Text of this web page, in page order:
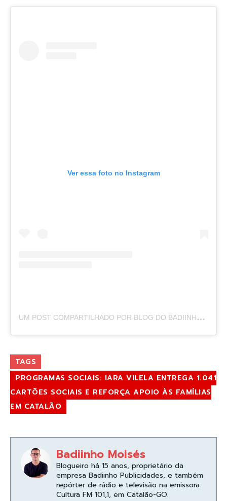
Ver essa foto no Instagram
U
M POST COMPARTILHADO POR BLOG DO BADIINHO (@BLOGDOBADIINHO)
TAGS
PROGRAMAS SOCIAIS: IARA VILELA ENTREGA 1.041
CARTÕES SOCIAIS E REFORÇA APOIO ÀS FAMÍLIAS
EM CATALÃO
Badiinho Moisés
Blogueiro há 15 anos, proprietário da
empresa Badiinho Publicidades, e também
repórter de rádio e televisão na emissora
Cultura FM 101,1, em Catalão-GO.